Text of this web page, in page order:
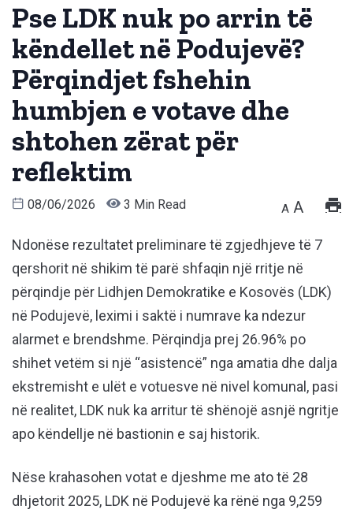
Pse LDK nuk po arrin të
këndellet në Podujevë?
Përqindjet fshehin
humbjen e votave dhe
shtohen zërat për
reflektim
08/06/2026 3 Min Read A A
Ndonëse rezultatet preliminare të zgjedhjeve të 7
qershorit në shikim të parë shfaqin një rritje në
përqindje për Lidhjen Demokratike e Kosovës (LDK)
në Podujevë, leximi i saktë i numrave ka ndezur
alarmet e brendshme. Përqindja prej 26.96% po
shihet vetëm si një “asistencë” nga amatia dhe dalja
ekstremisht e ulët e votuesve në nivel komunal, pasi
në realitet, LDK nuk ka arritur të shënojë asnjë ngritje
apo këndellje në bastionin e saj historik.
Nëse krahasohen votat e djeshme me ato të 28
dhjetorit 2025, LDK në Podujevë ka rënë nga 9,259